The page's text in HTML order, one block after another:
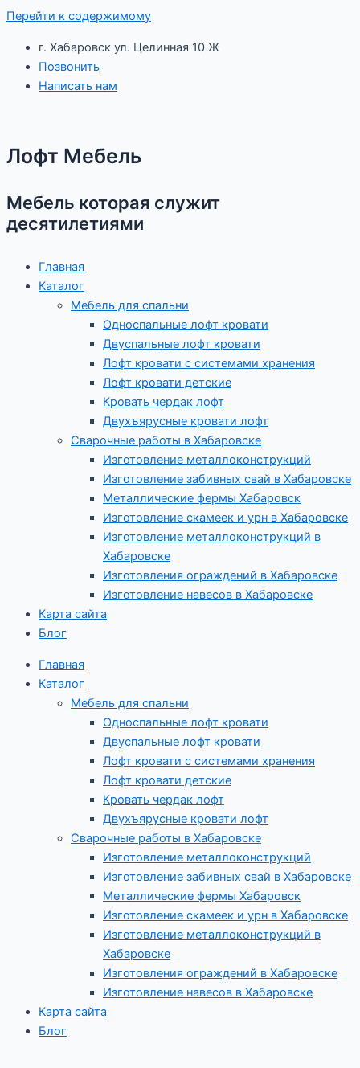
Перейти к содержимому
г. Хабаровск ул. Целинная 10 Ж
Позвонить
Написать нам
Лофт Мебель
Мебель которая служит
десятилетиями
Главная
Каталог
Мебель для спальни
Односпальные лофт кровати
Двуспальные лофт кровати
Лофт кровати с системами хранения
Лофт кровати детские
Кровать чердак лофт
Двухъярусные кровати лофт
Сварочные работы в Хабаровске
Изготовление металлоконструкций
Изготовление забивных свай в Хабаровске
Металлические фермы Хабаровск
Изготовление скамеек и урн в Хабаровске
Изготовление металлоконструкций в
Хабаровске
Изготовления ограждений в Хабаровске
Изготовление навесов в Хабаровске
Карта сайта
Блог
Главная
Каталог
Мебель для спальни
Односпальные лофт кровати
Двуспальные лофт кровати
Лофт кровати с системами хранения
Лофт кровати детские
Кровать чердак лофт
Двухъярусные кровати лофт
Сварочные работы в Хабаровске
Изготовление металлоконструкций
Изготовление забивных свай в Хабаровске
Металлические фермы Хабаровск
Изготовление скамеек и урн в Хабаровске
Изготовление металлоконструкций в
Хабаровске
Изготовления ограждений в Хабаровске
Изготовление навесов в Хабаровске
Карта сайта
Блог